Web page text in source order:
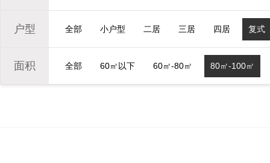
户型 全部 小户型 二居 三居 四居 复式
面积 全部 60㎡以下 60㎡-80㎡ 80㎡-100㎡